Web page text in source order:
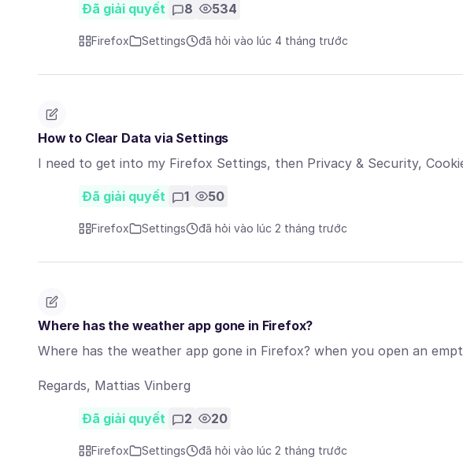
Đã giải quyết 8 534
Firefox Settings đã hỏi vào lúc 4 tháng trước
How to Clear Data via Settings
I need to get into my Firefox Settings, then Privacy & Security,
Đã giải quyết 1 50
Firefox Settings đã hỏi vào lúc 2 tháng trước
Where has the weather app gone in Firefox?
Where has the weather app gone in Firefox? when you open an
Regards, Mattias Vinberg
Đã giải quyết 2 20
Firefox Settings đã hỏi vào lúc 2 tháng trước